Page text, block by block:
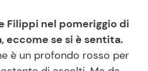
Dolci
Le Ricette in TV
Filippi nel pomeriggio di
eccome se si è sentita.
è un profondo rosso per